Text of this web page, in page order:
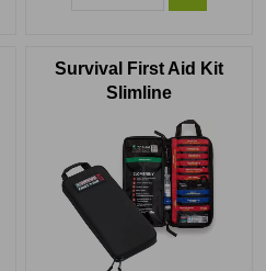
Survival First Aid Kit
Slimline